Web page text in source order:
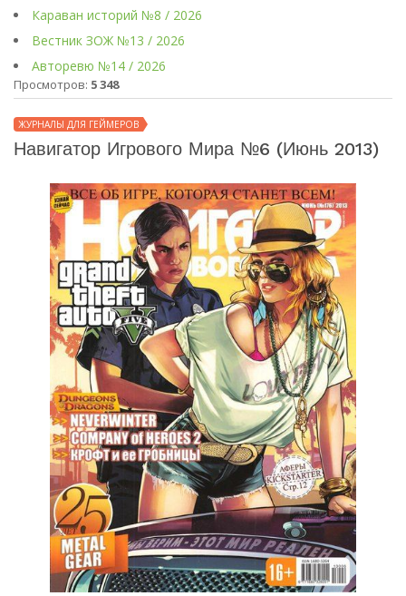
Караван историй №8 / 2026
Вестник ЗОЖ №13 / 2026
Авторевю №14 / 2026
Просмотров: 5 348
ЖУРНАЛЫ ДЛЯ ГЕЙМЕРОВ
Навигатор Игрового Мира №6 (июнь 2013)